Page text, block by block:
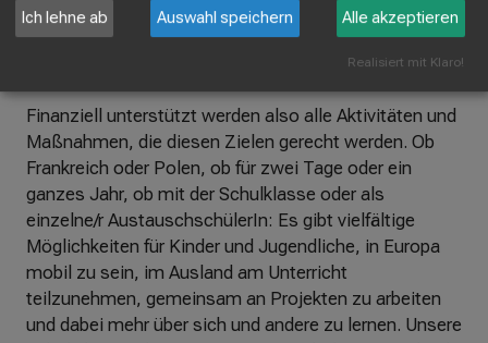
Inklusion, der grüneund derdigitale Wandelsowie
dieFörderung der Teilhabe junger Menschen am
Finanziell unterstützt werden also alle Aktivitäten und
Maßnahmen, die diesen Zielen gerecht werden. Ob
Frankreich oder Polen, ob für zwei Tage oder ein
ganzes Jahr, ob mit der Schulklasse oder als
einzelne/r AustauschschülerIn: Es gibt vielfältige
Möglichkeiten für Kinder und Jugendliche, in Europa
mobil zu sein, im Ausland am Unterricht
teilzunehmen, gemeinsam an Projekten zu arbeiten
und dabei mehr über sich und andere zu lernen. Unsere
Ich lehne ab Auswahl speichern Alle akzeptieren
Realisiert mit Klaro!